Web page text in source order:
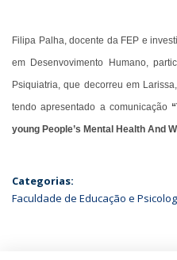
Filipa Palha, docente da FEP e
em Desenvovimento Humano,
Psiquiatria, que decorreu em
tendo apresentado a comunicação
young People’s Mental Health And
Categorias:
Faculdade de Educação e